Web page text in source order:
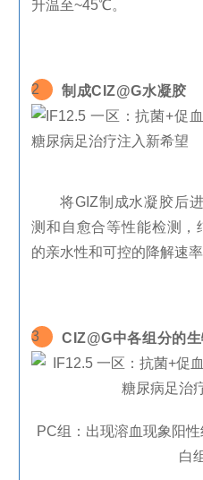
升温至~45℃。
2 制成CIZ@G水凝胶
将GIZ制成水凝胶后
测和自愈合等性能检测，
的亲水性和可控的降解速
3 CIZ@G中各组分的
PC组：出现溶血现象阳
白